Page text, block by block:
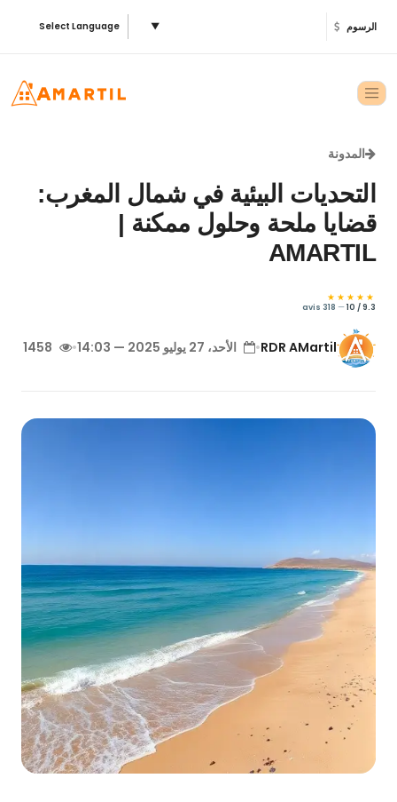
Select Language ▼ الرسوم
المدونة
التحديات البيئية في شمال المغرب:
قضايا ملحة وحلول ممكنة |
AMARTIL
★★★★★
9.3 / 10
—
318 avis
RDR AMartil
• الأحد، 27 يوليو 2025 — 14:03 •